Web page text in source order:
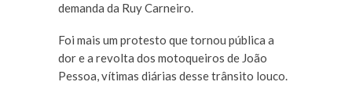
demanda da Ruy Carneiro.
Foi mais um protesto que tornou pública a
dor e a revolta dos motoqueiros de João
Pessoa, vítimas diárias desse trânsito louco.